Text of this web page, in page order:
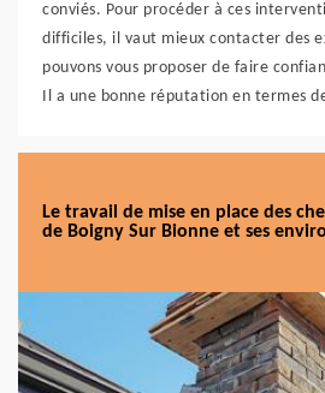
conviés. Pour procéder à ces
difficiles, il vaut mieux contacter des
pouvons vous proposer de faire
Il a une bonne réputation en termes
Le travail de mise en place des
de Boigny Sur Bionne et ses